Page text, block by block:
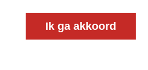
Ik ga akkoord